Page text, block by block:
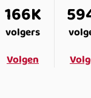
166K
volgers
Volgen